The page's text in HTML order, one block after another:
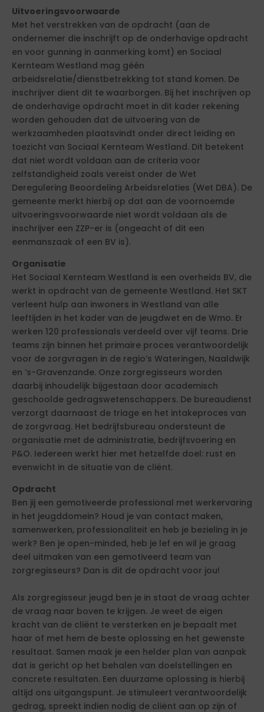
Uitvoeringsvoorwaarde
Met het verstrekken van de opdracht (aan de
ondernemer die inschrijft op de onderhavige opdracht
en voor gunning in aanmerking komt) en Sociaal
Kernteam Westland mag géén
arbeidsrelatie/dienstbetrekking tot stand komen. De
inschrijver dient dit te waarborgen. Bij het inschrijven op
de onderhavige opdracht moet in dit kader rekening
worden gehouden dat de uitvoering van de
werkzaamheden plaatsvindt onder direct leiding en
toezicht van Sociaal Kernteam Westland. Dit betekent
dat niet wordt voldaan aan de criteria voor
zelfstandigheid zoals vereist onder de Wet
Deregulering Beoordeling Arbeidsrelaties (Wet DBA). De
gemeente merkt hierbij op dat aan de voornoemde
uitvoeringsvoorwaarde niet wordt voldaan als de
inschrijver een ZZP-er is (ongeacht of dit een
eenmanszaak of een BV is).
Organisatie
Het Sociaal Kernteam Westland is een overheids BV, die
werkt in opdracht van de gemeente Westland. Het SKT
verleent hulp aan inwoners in Westland van alle
leeftijden in het kader van de jeugdwet en de Wmo. Er
werken 120 professionals verdeeld over vijf teams. Drie
teams zijn binnen het primaire proces verantwoordelijk
voor de zorgvragen in de regio’s Wateringen, Naaldwijk
en ‘s-Gravenzande. Onze zorgregisseurs worden
daarbij inhoudelijk bijgestaan door academisch
geschoolde gedragswetenschappers. De bureaudienst
verzorgt daarnaast de triage en het intakeproces van
de zorgvraag. Het bedrijfsbureau ondersteunt de
organisatie met de administratie, bedrijfsvoering en
P&O. Iedereen werkt hier met hetzelfde doel: rust en
evenwicht in de situatie van de cliënt.
Opdracht
Ben jij een gemotiveerde professional met werkervaring
in het jeugddomein? Houd je van contact maken,
samenwerken, professionaliteit en heb je bezieling in je
werk? Ben je open-minded, heb je lef en wil je graag
deel uitmaken van een gemotiveerd team van
zorgregisseurs? Dan is dit de opdracht voor jou!
Als zorgregisseur jeugd ben je in staat de vraag achter
de vraag naar boven te krijgen. Je weet de eigen
kracht van de cliënt te versterken en je bepaalt met
haar of met hem de beste oplossing en het gewenste
resultaat. Samen maak je een helder plan van aanpak
dat is gericht op het behalen van doelstellingen en
concrete resultaten. Een duurzame oplossing is hierbij
altijd ons uitgangspunt. Je stimuleert verantwoordelijk
gedrag, spreekt indien nodig de cliënt aan op zijn of